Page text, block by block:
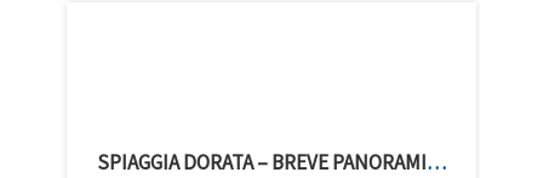
SPIAGGIA DORATA – BREVE PANORAMICA CON BAGNO